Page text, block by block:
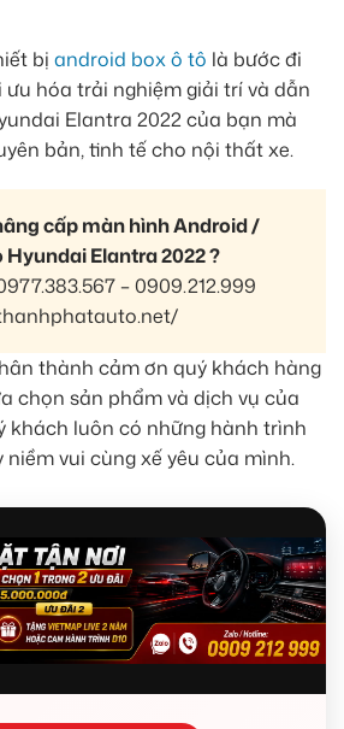
bị android box ô tô là bước đi
hóa trải nghiệm giải trí và dẫn
Elantra 2022 của bạn mà
bản, tinh tế cho nội thất xe.
cấp màn hình Android /
Elantra 2022 ?
– 0909.212.999
thành cảm ơn quý khách hàng
chọn sản phẩm và dịch vụ của
khách luôn có những hành trình
vui cùng xế yêu của mình.